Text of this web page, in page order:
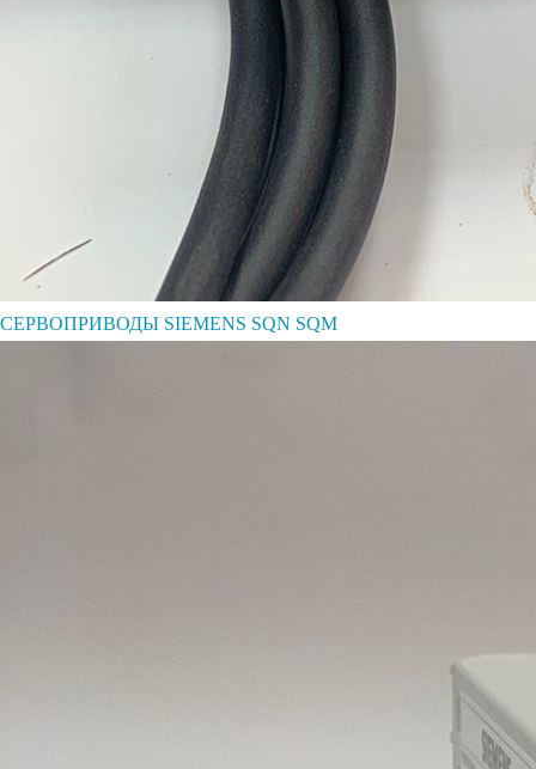
СЕРВОПРИВОДЫ SIEMENS SQN SQM